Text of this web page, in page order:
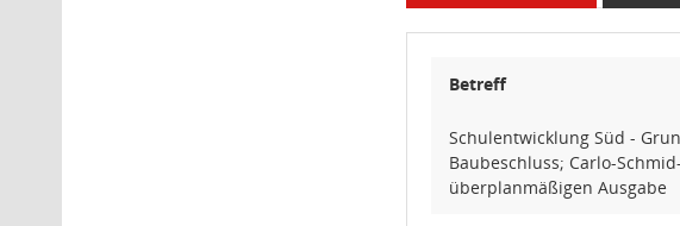
Betreff
Schulentwicklung Süd -
Baubeschluss; Carlo-
überplanmäßigen Ausgabe